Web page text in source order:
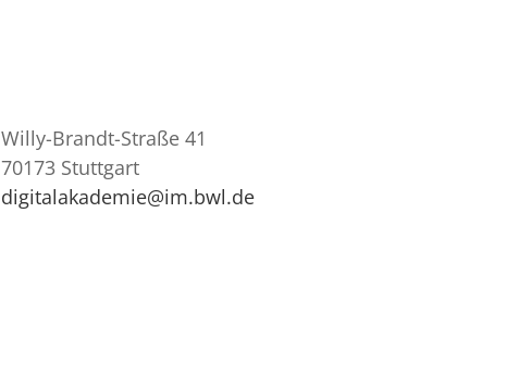
Willy-Brandt-Straße 41
70173 Stuttgart
digitalakademie@im.bwl.de